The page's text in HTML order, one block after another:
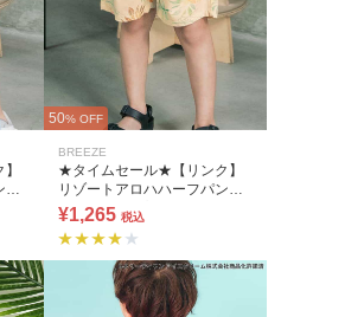
ツ
50% OFF
BREEZE
★タイムセール★【リンク】
リゾートアロハハーフパンツ
¥1,265 税込